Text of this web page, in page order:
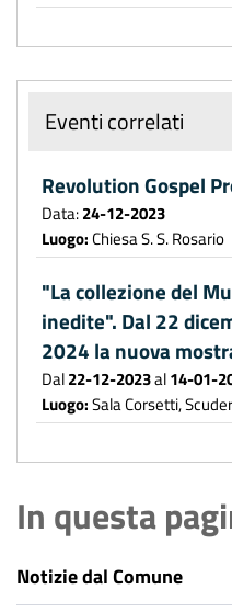
Eventi correlati
Revolution Gospel
Data:24-12-2023
Luogo:Chiesa S. S. Rosario
"La collezione del
inedite". Dal 22
2024 la nuova
Dal22-12-2023al14-01-
Luogo:Sala Corsetti,
In questa
Notizie dal Comune